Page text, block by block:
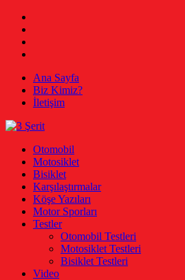
Skip
content
Ana Sayfa
Biz Kimiz?
İletişim
3 Şerit
Otomobil, Motosiklet, Bisiklet
Otomobil
Motosiklet
Bisiklet
Karşılaştırmalar
Köşe Yazıları
Motor Sporları
Testler
Otomobil Testleri
Motosiklet Testleri
Bisiklet Testleri
Video